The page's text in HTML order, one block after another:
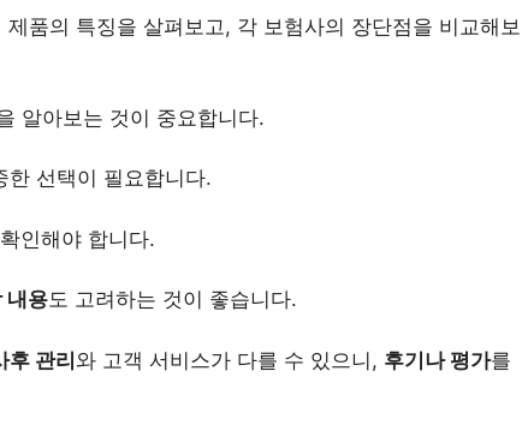
제품의 특징을 살펴보고, 각 보험사의 장단점을 비교해보
알아보는 것이 중요합니다.
한 선택이 필요합니다.
인해야 합니다.
내용도 고려하는 것이 좋습니다.
후 관리와 고객 서비스가 다를 수 있으니, 후기나 평가를